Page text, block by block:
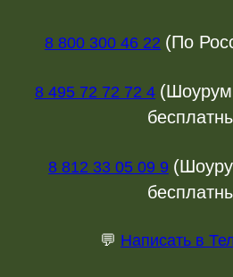
8 800 300 46 22 (По
8 495 72 72 72 4 (Шоурум
8 812 33 05 09 9
💬 Написать в